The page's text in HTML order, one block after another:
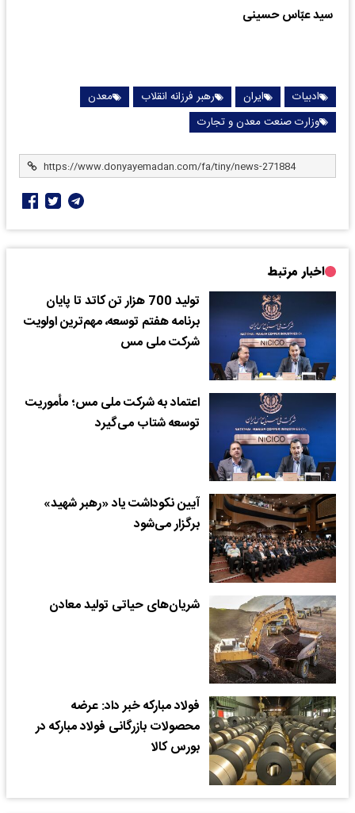
سید عبّاس حسینی
ادبیات ایران رهبر فرزانه انقلاب
معدن
وزارت صنعت معدن و تجارت
اخبار مرتبط
تولید 700 هزار تن کاتد تا پایان
برنامه هفتم توسعه، مهم‌ترین اولویت‌
شرکت ملی مس
اعتماد به شرکت ملی مس؛ مأموریت
توسعه شتاب می‌گیرد
آیین نکوداشت یاد «رهبر شهید»
برگزار می‌شود
شریان‌های حیاتی تولید معادن
فولاد مبارکه خبر داد: عرضه
محصولات بازرگانی فولاد مبارکه در
بورس کالا